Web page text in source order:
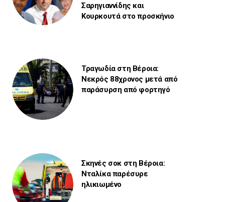
Σαρηγιαννίδης και
Κουρκουτά στο προσκήνιο
Τραγωδία στη Βέροια:
Νεκρός 88χρονος μετά από
παράσυρση από φορτηγό
Σκηνές σοκ στη Βέροια:
Νταλίκα παρέσυρε
ηλικιωμένο